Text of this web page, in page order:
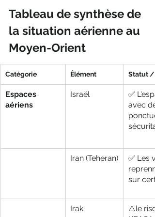
Tableau de synthèse de
la situation aérienne au
Moyen-Orient
Catégorie Élément Statut /
Espaces
aériens
Israël
✅
avec
Iran (Teheran)
✅ Les
sur
Irak
⚠️le